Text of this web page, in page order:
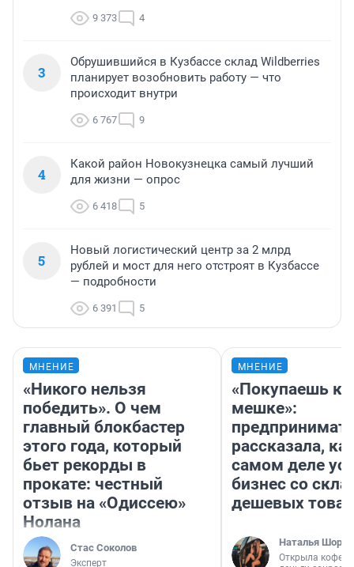
9 373 4
3
Обрушившийся в Кузбассе склад Wildberries
планирует возобновить работу — что
происходит внутри
6 767 9
4
Какой район Новокузнецка самый лучший
для жизни — опрос
6 418 5
5
Новый логистический центр за 2 млрд
рублей и мост для него отстроят в Кузбассе
— подробности
6 391 5
МНЕНИЕ
«Никого нельзя
победить». О чем
главный блокбастер
этого года, который
бьет рекорды в
прокате: честный
отзыв на «Одиссею»
Нолана
Стас Соколов
Эксперт
МНЕНИЕ
«Покупаешь
мешке»:
рассказала,
самом деле
бизнес со
дешевых
Наталья
Открыла